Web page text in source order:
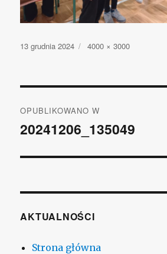
Opublikowano
13 grudnia 2024
Pełny
4000 × 3000
wpisu
OPUBLIKOWANO W
20241206_135049
AKTUALNOŚCI
Strona główna